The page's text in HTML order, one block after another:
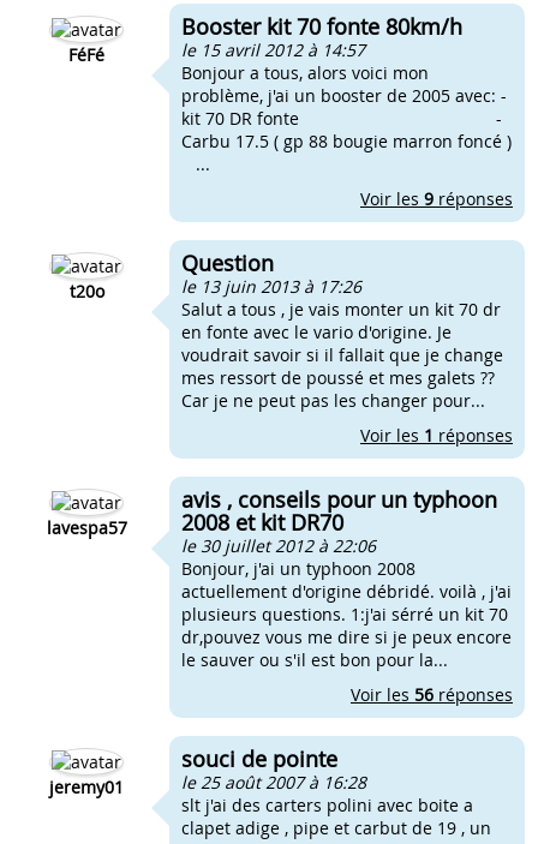
FéFé
Booster kit 70 fonte 80km/h
le 15 avril 2012 à 14:57
Bonjour a tous, alors voici mon
problème, j'ai un booster de 2005 avec: -
kit 70 DR fonte -
Carbu 17.5 ( gp 88 bougie marron foncé )
...
Voir les 9 réponses
t20o
Question
le 13 juin 2013 à 17:26
Salut a tous , je vais monter un kit 70 dr
en fonte avec le vario d'origine. Je
voudrait savoir si il fallait que je change
mes ressort de poussé et mes galets ??
Car je ne peut pas les changer pour...
Voir les 1 réponses
lavespa57
avis , conseils pour un typhoon
2008 et kit DR70
le 30 juillet 2012 à 22:06
Bonjour, j'ai un typhoon 2008
actuellement d'origine débridé. voilà , j'ai
plusieurs questions. 1:j'ai sérré un kit 70
dr,pouvez vous me dire si je peux encore
le sauver ou s'il est bon pour la...
Voir les 56 réponses
jeremy01
souci de pointe
le 25 août 2007 à 16:28
slt j'ai des carters polini avec boite a
clapet adige , pipe et carbut de 19 , un